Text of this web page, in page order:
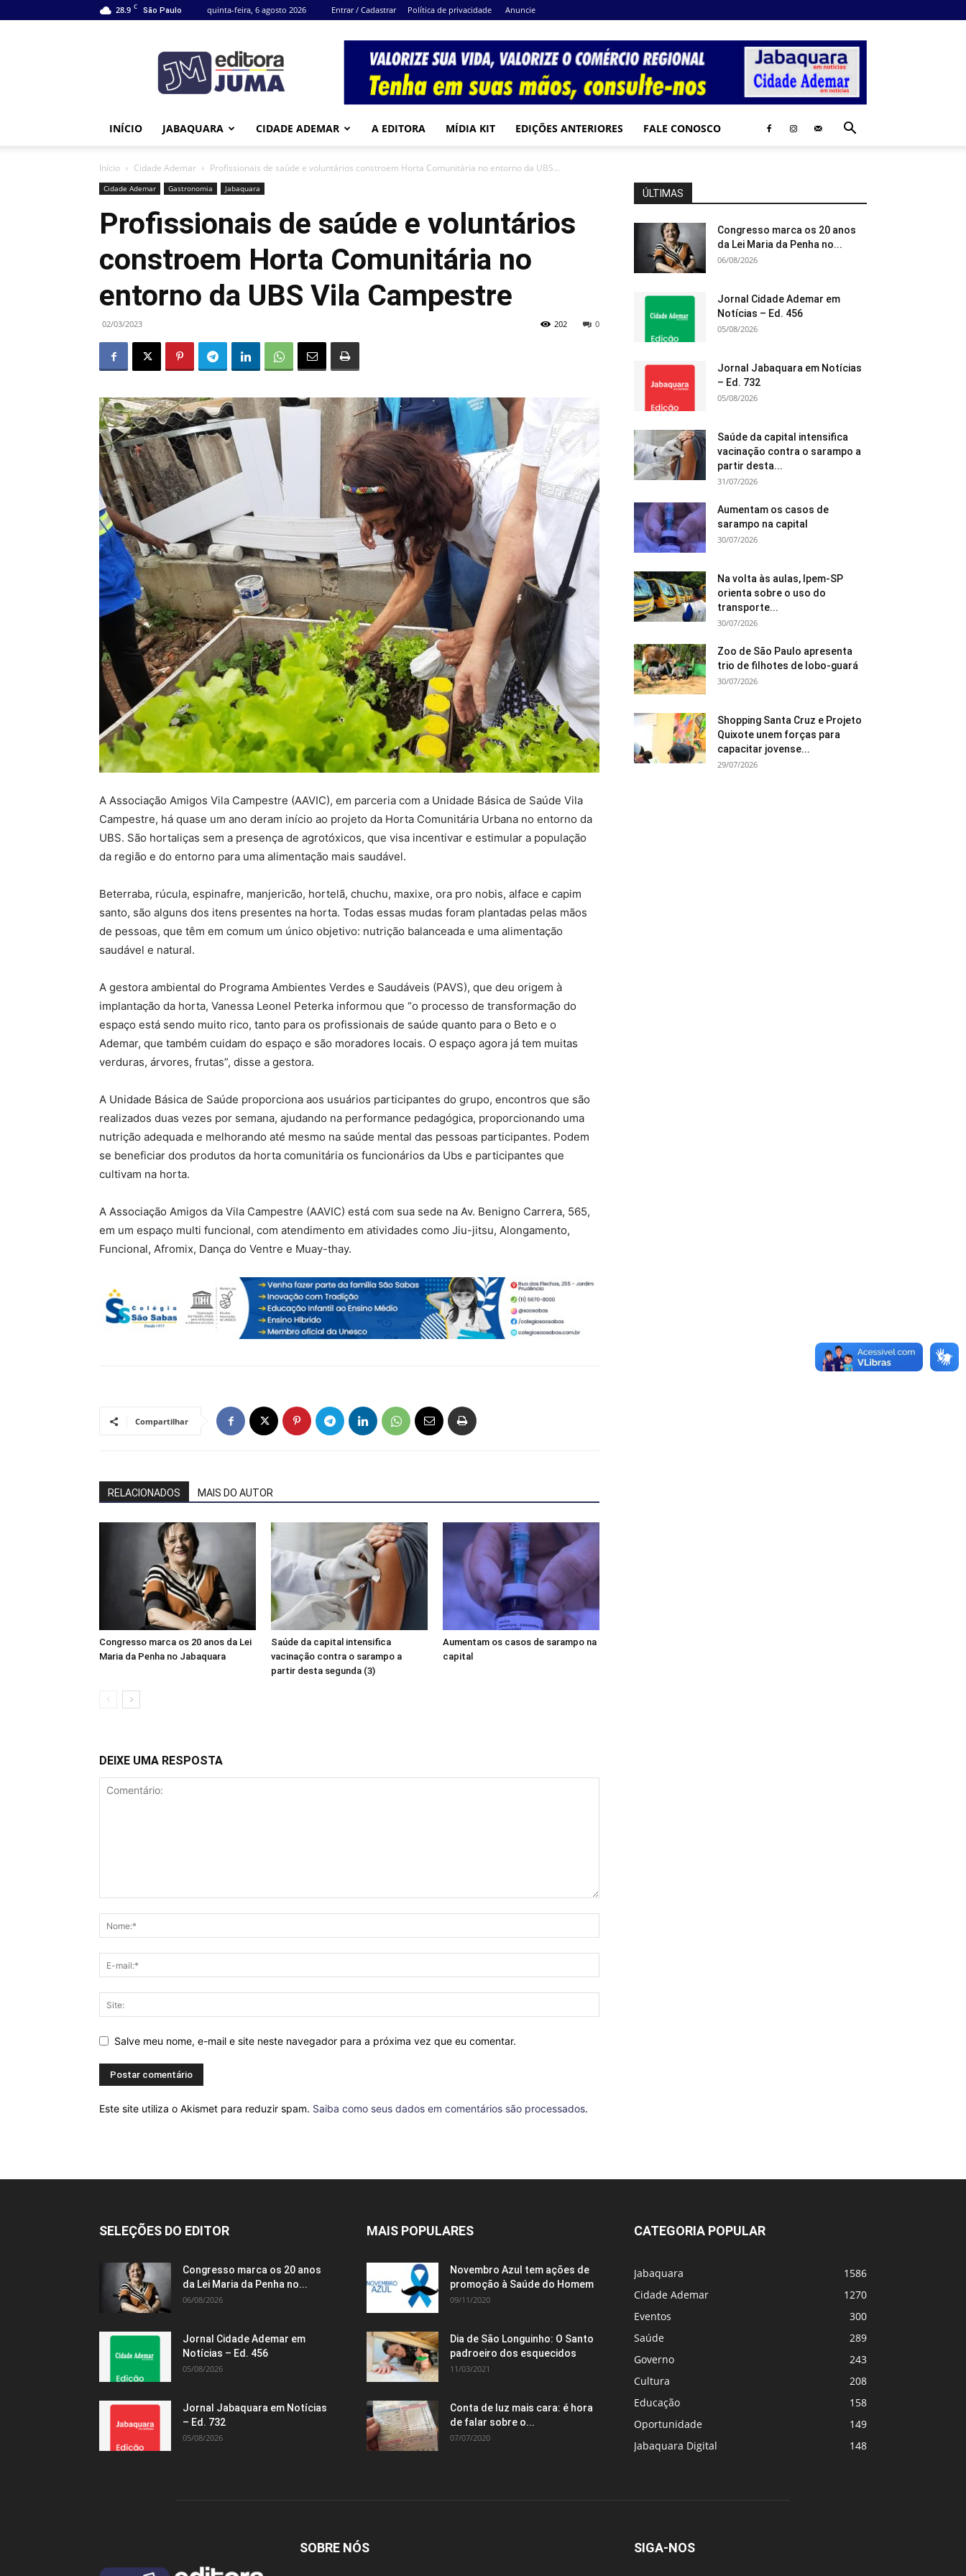
28.9 C São Paulo quinta-feira, 6 agosto 2026 Entrar / Cadastrar Política de privacidade Anuncie
Juma
INÍCIO JABAQUARA CIDADE ADEMAR A EDITORA MÍDIA KIT EDIÇÕES ANTERIORES FALE CONOSCO
Início Cidade Ademar Profissionais de saúde e voluntários constroem Horta Comunitária no entorno da UBS...
Cidade Ademar Gastronomia Jabaquara
Profissionais de saúde e voluntários
constroem Horta Comunitária no
entorno da UBS Vila Campestre
02/03/2023 0
202
A Associação Amigos Vila Campestre (AAVIC), em parceria com a Unidade Básica de Saúde Vila
Campestre, há quase um ano deram início ao projeto da Horta Comunitária Urbana no entorno da
UBS. São hortaliças sem a presença de agrotóxicos, que visa incentivar e estimular a população
da região e do entorno para uma alimentação mais saudável.
Beterraba, rúcula, espinafre, manjericão, hortelã, chuchu, maxixe, ora pro nobis, alface e capim
santo, são alguns dos itens presentes na horta. Todas essas mudas foram plantadas pelas mãos
de pessoas, que têm em comum um único objetivo: nutrição balanceada e uma alimentação
saudável e natural.
A gestora ambiental do Programa Ambientes Verdes e Saudáveis (PAVS), que deu origem à
implantação da horta, Vanessa Leonel Peterka informou que “o processo de transformação do
espaço está sendo muito rico, tanto para os profissionais de saúde quanto para o Beto e o
Ademar, que também cuidam do espaço e são moradores locais. O espaço agora já tem muitas
verduras, árvores, frutas”, disse a gestora.
A Unidade Básica de Saúde proporciona aos usuários participantes do grupo, encontros que são
realizados duas vezes por semana, ajudando na performance pedagógica, proporcionando uma
nutrição adequada e melhorando até mesmo na saúde mental das pessoas participantes. Podem
se beneficiar dos produtos da horta comunitária os funcionários da Ubs e participantes que
cultivam na horta.
A Associação Amigos da Vila Campestre (AAVIC) está com sua sede na Av. Benigno Carrera, 565,
em um espaço multi funcional, com atendimento em atividades como Jiu-jitsu, Alongamento,
Funcional, Afromix, Dança do Ventre e Muay-thay.
Compartilhar
RELACIONADOS MAIS DO AUTOR
Congresso marca os 20 anos da Lei
Maria da Penha no Jabaquara
Saúde da capital intensifica
vacinação contra o sarampo a
partir desta segunda (3)
Aumentam os casos de sarampo na
capital
DEIXE UMA RESPOSTA
Salve meu nome, e-mail e site neste navegador para a próxima vez que eu comentar.
Este site utiliza o Akismet para reduzir spam. Saiba como seus dados em comentários são processados.
ÚLTIMAS
Congresso marca os 20 anos
da Lei Maria da Penha no...
06/08/2026
Jornal Cidade Ademar em
Notícias – Ed. 456
05/08/2026
Jornal Jabaquara em Notícias
– Ed. 732
05/08/2026
Saúde da capital intensifica
vacinação contra o sarampo a
partir desta...
31/07/2026
Aumentam os casos de
sarampo na capital
30/07/2026
Na volta às aulas, Ipem-SP
orienta sobre o uso do
transporte...
30/07/2026
Zoo de São Paulo apresenta
trio de filhotes de lobo-guará
30/07/2026
Shopping Santa Cruz e Projeto
Quixote unem forças para
capacitar jovense...
29/07/2026
SELEÇÕES DO EDITOR
Congresso marca os 20 anos
da Lei Maria da Penha no...
06/08/2026
Jornal Cidade Ademar em
Notícias – Ed. 456
05/08/2026
Jornal Jabaquara em Notícias
– Ed. 732
05/08/2026
MAIS POPULARES
Novembro Azul tem ações de
promoção à Saúde do Homem
09/11/2020
Dia de São Longuinho: O Santo
padroeiro dos esquecidos
11/03/2021
Conta de luz mais cara: é hora
de falar sobre o...
07/07/2020
CATEGORIA POPULAR
Jabaquara
1586
Cidade Ademar
1270
Eventos
300
Saúde
289
Governo
243
Cultura
208
Educação
158
Oportunidade
149
Jabaquara Digital
148
SOBRE NÓS SIGA-NOS